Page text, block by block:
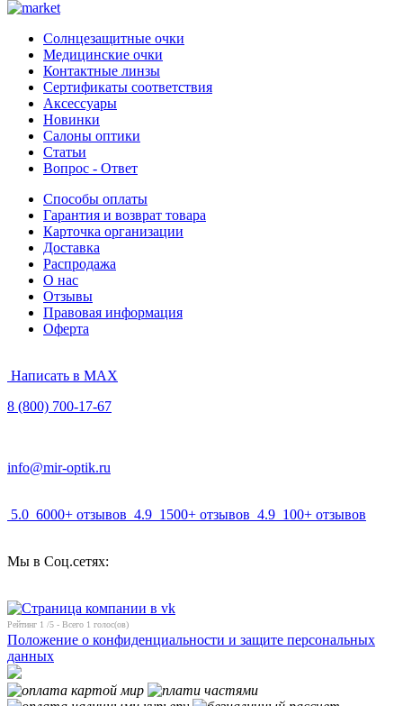
Солнцезащитные очки
Медицинские очки
Контактные линзы
Сертификаты соответствия
Аксессуары
Новинки
Салоны оптики
Статьи
Вопрос - Ответ
Способы оплаты
Гарантия и возврат товара
Карточка организации
Доставка
Распродажа
О нас
Отзывы
Правовая информация
Оферта
Написать в MAX
8 (800) 700-17-67
info@mir-optik.ru
5.0 6000+ отзывов 4.9 1500+ отзывов 4.9 100+ отзывов
Мы в Соц.сетях:
Рейтинг 1 /5 - Всего 1 голос(ов)
Положение о конфиденциальности и защите персональных
данных